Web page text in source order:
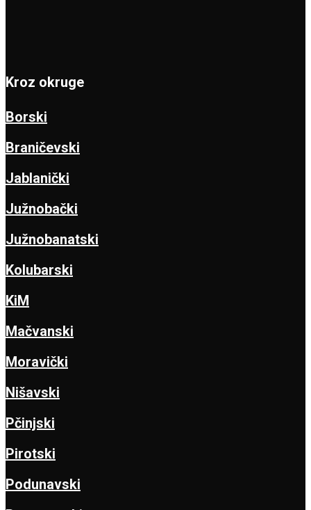
Kroz okruge
Borski
Braničevski
Jablanički
Južnobački
Južnobanatski
Kolubarski
KiM
Mačvanski
Moravički
Nišavski
Pčinjski
Pirotski
Podunavski